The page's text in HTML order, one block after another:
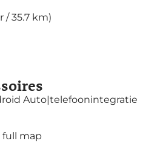
/ 35.7 km)
Auto|telefoonintegratie
full map